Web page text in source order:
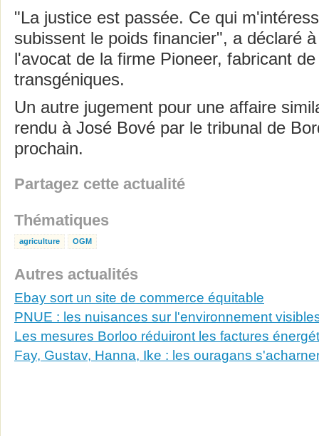
"La justice est passée. Ce qui
subissent le poids financier", a déclaré
l'avocat de la firme Pioneer, fabricant
transgéniques.
Un autre jugement pour une affaire
rendu à José Bové par le tribunal de
prochain.
Partagez cette actualité
Thématiques
agriculture OGM
Autres actualités
Ebay sort un site de commerce équitable
PNUE : les nuisances sur l'environnement
Les mesures Borloo réduiront les factures
Fay, Gustav, Hanna, Ike : les ouragans